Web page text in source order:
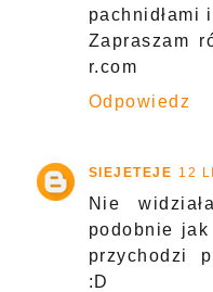
pachnidłami
Zapraszam
r.com
Odpowiedz
SIEJETEJE 12
Nie
podobnie
przychodzi
:D